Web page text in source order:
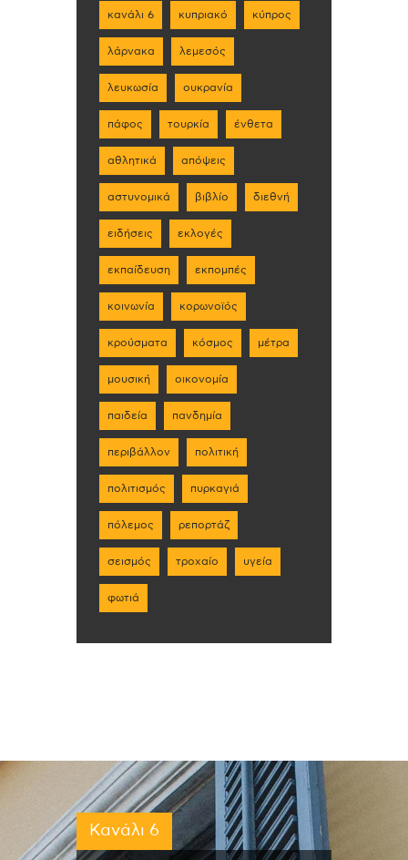
κανάλι 6 κυπριακό κύπρος
λάρνακα λεμεσός
λευκωσία ουκρανία
πάφος τουρκία ένθετα
αθλητικά απόψεις
αστυνομικά βιβλίο διεθνή
ειδήσεις εκλογές
εκπαίδευση εκπομπές
κοινωνία κορωνοϊός
κρούσματα κόσμος μέτρα
μουσική οικονομία
παιδεία πανδημία
περιβάλλον πολιτική
πολιτισμός πυρκαγιά
πόλεμος ρεπορτάζ
σεισμός τροχαίο υγεία
φωτιά
Κανάλι 6